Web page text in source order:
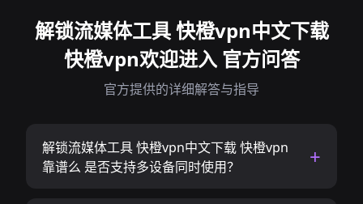
解锁流媒体工具 快橙vpn中文下载
快橙vpn欢迎进入 官方问答
官方提供的详细解答与指导
解锁流媒体工具 快橙vpn中文下载 快橙vpn
靠谱么 是否支持多设备同时使用？